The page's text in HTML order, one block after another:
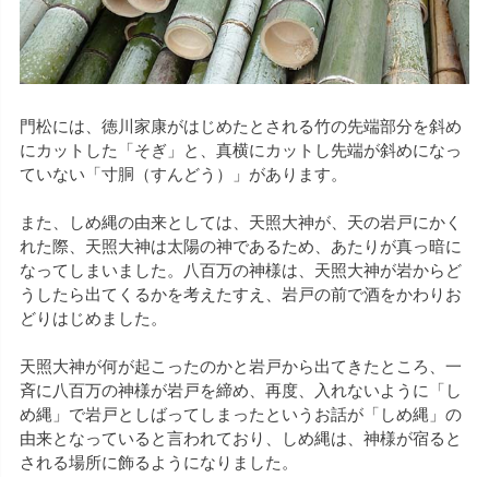
門松には、徳川家康がはじめたとされる竹の先端部分を斜め
にカットした「そぎ」と、真横にカットし先端が斜めになっ
ていない「寸胴（すんどう）」があります。
また、しめ縄の由来としては、天照大神が、天の岩戸にかく
れた際、天照大神は太陽の神であるため、あたりが真っ暗に
なってしまいました。八百万の神様は、天照大神が岩からど
うしたら出てくるかを考えたすえ、岩戸の前で酒をかわりお
どりはじめました。
天照大神が何が起こったのかと岩戸から出てきたところ、一
斉に八百万の神様が岩戸を締め、再度、入れないように「し
め縄」で岩戸としばってしまったというお話が「しめ縄」の
由来となっていると言われており、しめ縄は、神様が宿ると
される場所に飾るようになりました。